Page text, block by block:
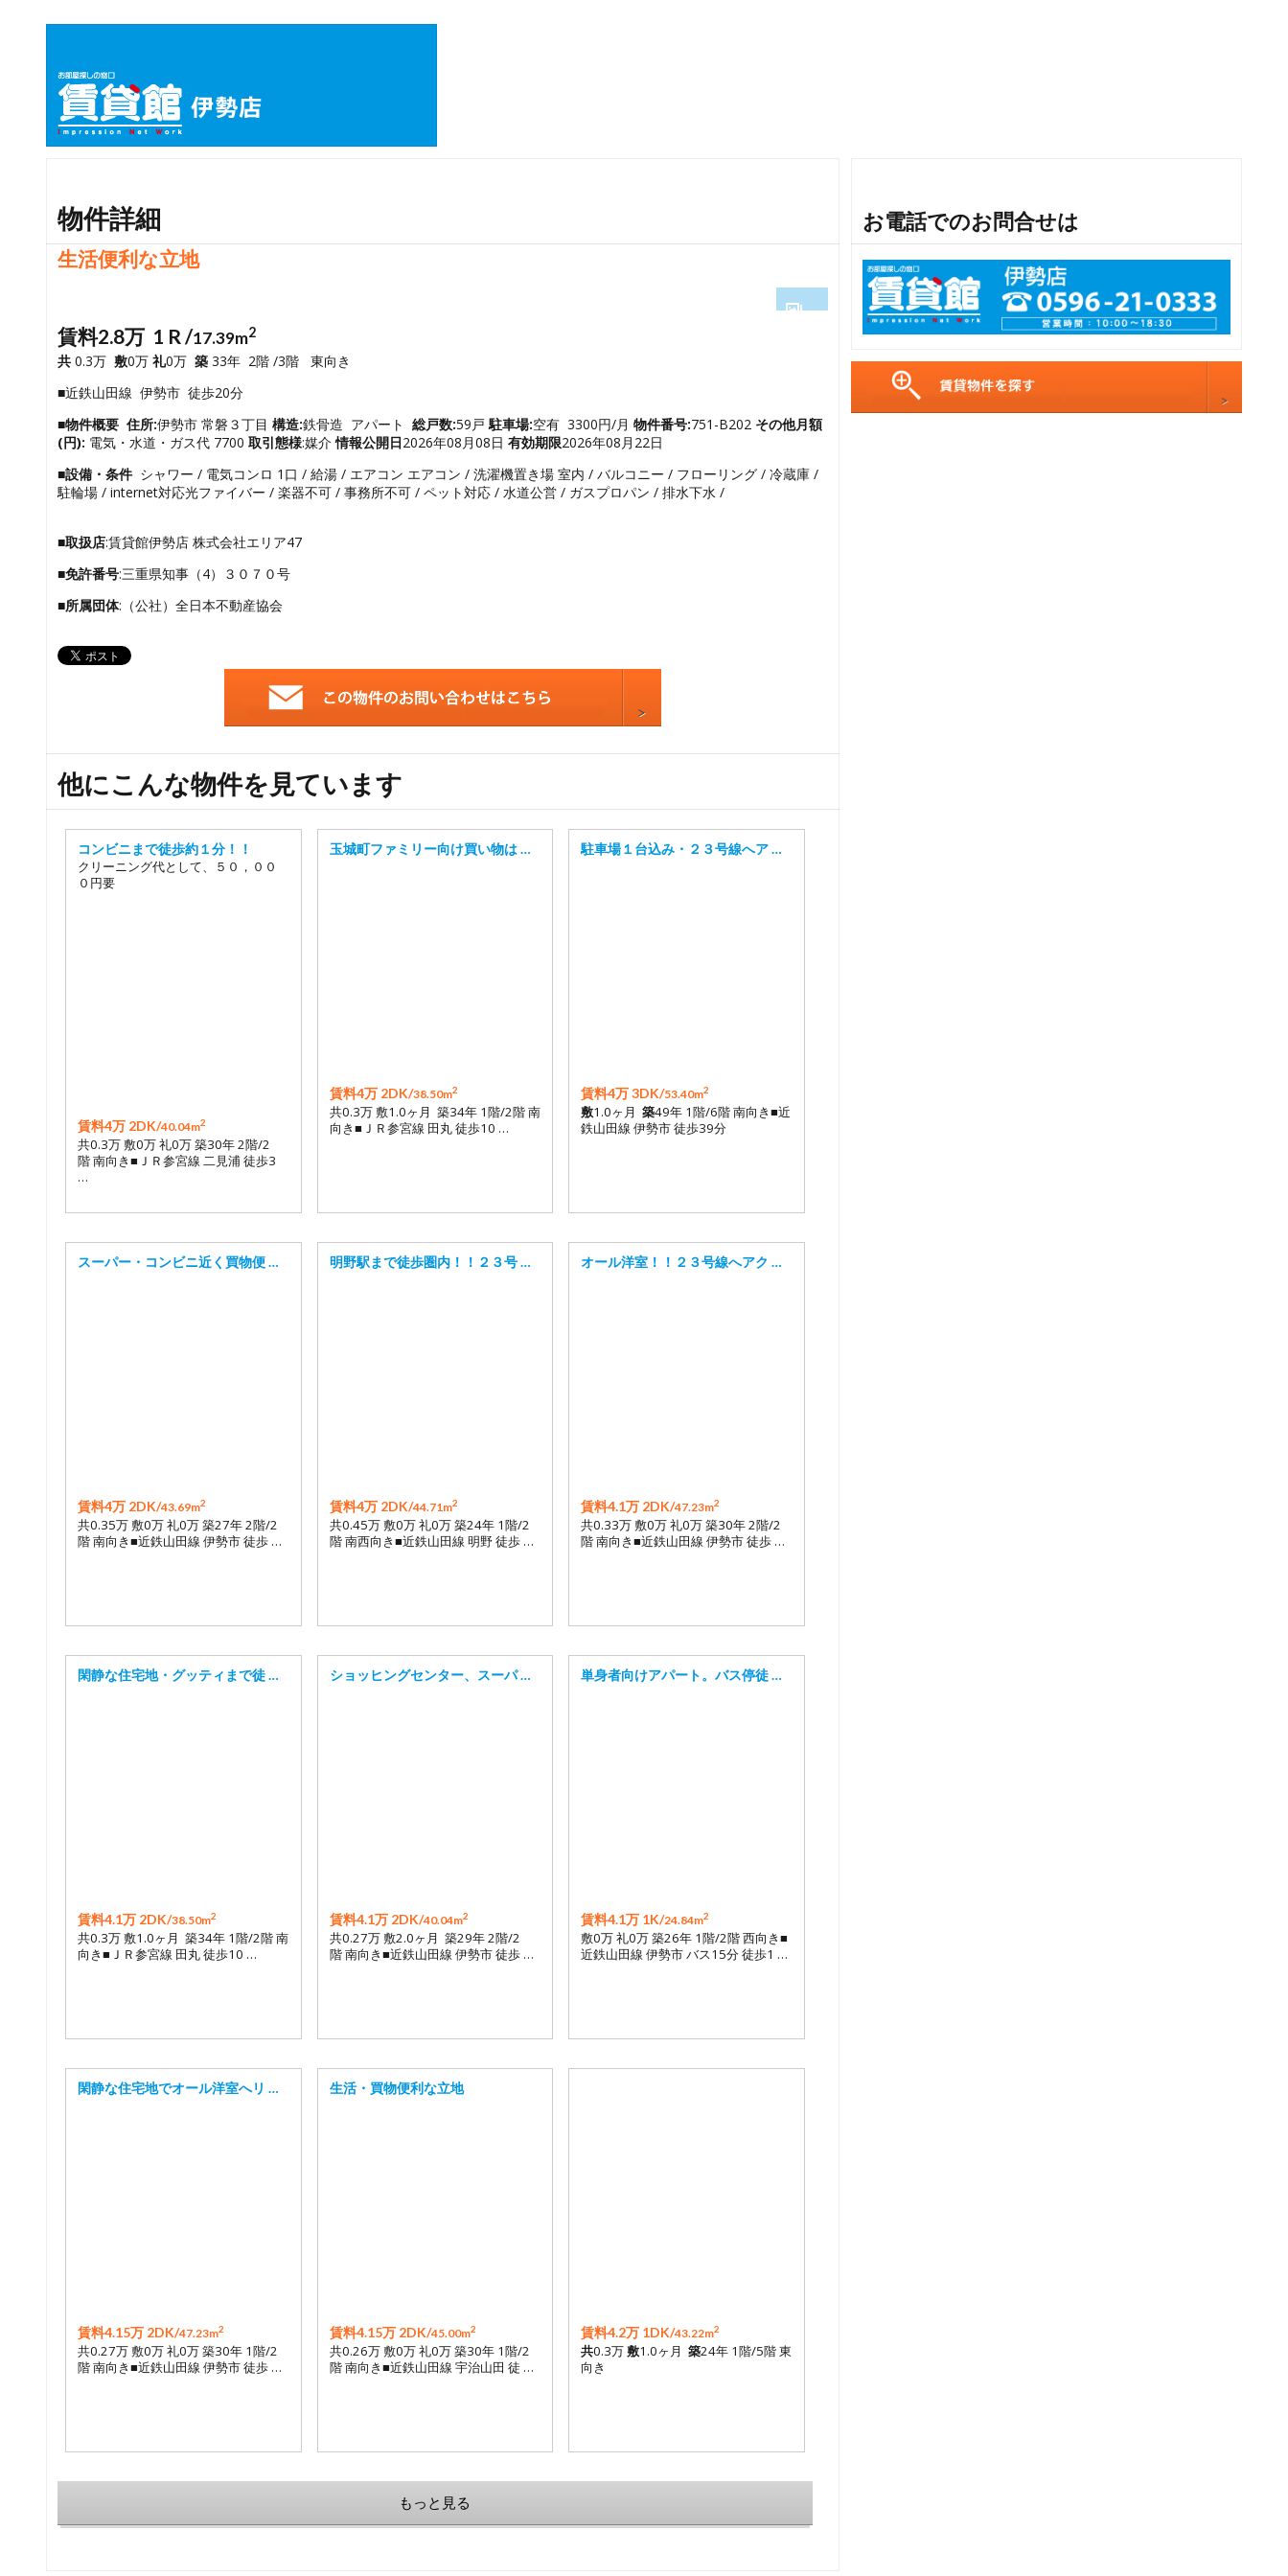
物件詳細
生活便利な立地
4
6
15
賃料2.8万 1 R /17.39m2
共 0.3万 敷0万 礼0万 築 33年 2階 /3階 東向き
■近鉄山田線 伊勢市 徒歩20分
■物件概要 住所:伊勢市 常磐３丁目 構造:鉄骨造 アパート 総戸数:59戸 駐車場:空有 3300円/月 物件番号:751-B202 その他月額
(円): 電気・水道・ガス代 7700 取引態様:媒介情報公開日2026年08月08日 有効期限2026年08月22日
■設備・条件 シャワー / 電気コンロ 1口 / 給湯 / エアコン エアコン / 洗濯機置き場 室内 / バルコニー / フローリング / 冷蔵庫 /
駐輪場 / internet対応光ファイバー / 楽器不可 / 事務所不可 / ペット対応 / 水道公営 / ガスプロパン / 排水下水 /
■取扱店:賃貸館伊勢店 株式会社エリア47
■免許番号:三重県知事（4）３０７０号
■所属団体:（公社）全日本不動産協会
他にこんな物件を見ています
コンビニまで徒歩約１分！！
クリーニング代として、５０，００
０円要
賃料4万 2DK/40.04m2
共0.3万 敷0万 礼0万 築30年 2階/2
階 南向き■ＪＲ参宮線 二見浦 徒歩3
…
玉城町ファミリー向け買い物は …
賃料4万 2DK/38.50m2
共0.3万 敷1.0ヶ月 築34年 1階/2階 南
向き■ＪＲ参宮線 田丸 徒歩10 …
駐車場１台込み・２３号線へア …
賃料4万 3DK/53.40m2
敷1.0ヶ月築49年 1階/6階 南向き■近
鉄山田線 伊勢市 徒歩39分
スーパー・コンビニ近く買物便 …
賃料4万 2DK/43.69m2
共0.35万 敷0万 礼0万 築27年 2階/2
階 南向き■近鉄山田線 伊勢市 徒歩 …
明野駅まで徒歩圏内！！２３号 …
賃料4万 2DK/44.71m2
共0.45万 敷0万 礼0万 築24年 1階/2
階 南西向き■近鉄山田線 明野 徒歩 …
オール洋室！！２３号線へアク …
賃料4.1万 2DK/47.23m2
共0.33万 敷0万 礼0万 築30年 2階/2
階 南向き■近鉄山田線 伊勢市 徒歩 …
閑静な住宅地・グッティまで徒 …
賃料4.1万 2DK/38.50m2
共0.3万 敷1.0ヶ月 築34年 1階/2階 南
向き■ＪＲ参宮線 田丸 徒歩10 …
ショッヒングセンター、スーパ …
賃料4.1万 2DK/40.04m2
共0.27万 敷2.0ヶ月 築29年 2階/2
階 南向き■近鉄山田線 伊勢市 徒歩 …
単身者向けアパート。バス停徒 …
賃料4.1万 1K/24.84m2
敷0万 礼0万 築26年 1階/2階 西向き■
近鉄山田線 伊勢市 バス15分 徒歩1 …
閑静な住宅地でオール洋室へリ …
賃料4.15万 2DK/47.23m2
共0.27万 敷0万 礼0万 築30年 1階/2
階 南向き■近鉄山田線 伊勢市 徒歩 …
生活・買物便利な立地
賃料4.15万 2DK/45.00m2
共0.26万 敷0万 礼0万 築30年 1階/2
階 南向き■近鉄山田線 宇治山田 徒 …
賃料4.2万 1DK/43.22m2
共0.3万敷1.0ヶ月築24年 1階/5階 東
向き
もっと見る
お電話でのお問合せは